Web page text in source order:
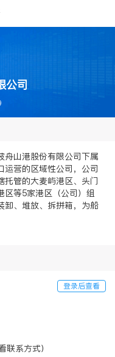
公司
舟山港股份有限公司下属
营的区域性公司，公司
管的大麦屿港区、头门
区等5家港区（公司）组
卸、堆放、拆拼箱，为船
登录后查看
系方式）